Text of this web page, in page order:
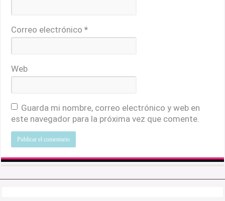
Correo electrónico*
Web
Guarda mi nombre, correo electrónico y web en
este navegador para la próxima vez que comente.